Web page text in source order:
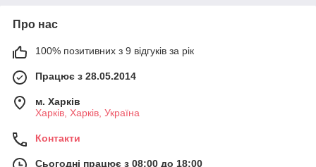
Про нас
100% позитивних з 9 відгуків за рік
Працює з 28.05.2014
м. Харків
Харків, Харків, Україна
Контакти
Сьогодні працює з 08:00 до 18:00